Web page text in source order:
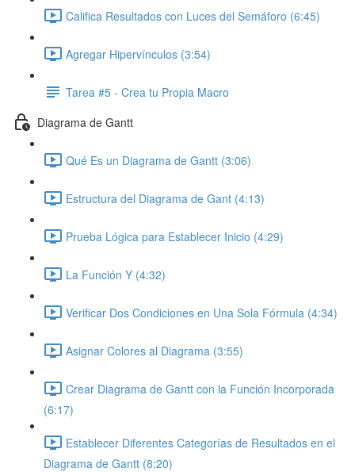
Califica Resultados con Luces del Semáforo (6:45)
Agregar Hipervínculos (3:54)
Tarea #5 - Crea tu Propia Macro
Diagrama de Gantt
Qué Es un Diagrama de Gantt (3:06)
Estructura del Diagrama de Gant (4:13)
Prueba Lógica para Establecer Inicio (4:29)
La Función Y (4:32)
Verificar Dos Condiciones en Una Sola Fórmula (4:34)
Asignar Colores al Diagrama (3:55)
Crear Diagrama de Gantt con la Función Incorporada
(6:17)
Establecer Diferentes Categorías de Resultados en el
Diagrama de Gantt (8:20)